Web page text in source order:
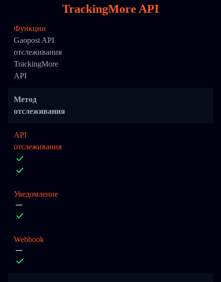
TrackingMore API
Функции
Gaopost API
отслеживания
TrackingMore
API
Метод
отслеживания
API
отслеживания
Уведомление
Webhook